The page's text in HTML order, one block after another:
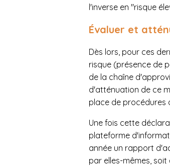
l'inverse en "risque
Évaluer et
Dès lors, pour ces
risque (présence de
de la chaîne
d'atténuation de ce
place de procédures
Une fois cette
plateforme
année un rapport
par elles-mêmes,